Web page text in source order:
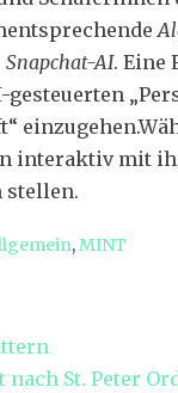
Snapchat-AI. Eine
interaktiv mit
stellen.
,MINT
St. Peter